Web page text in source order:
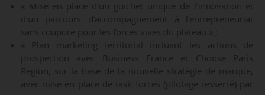
« Mise en place d’un guichet unique de l’innovation et
d’un parcours d’accompagnement à l’entrepreneuriat
sans coupure pour les forces vives du plateau » ;
« Plan marketing territorial incluant les actions de
prospection avec Business France et Choose Paris
Region, sur la base de la nouvelle stratégie de marque,
avec mise en place de task forces (pilotage resserré) par